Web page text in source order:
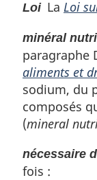
LoiLa Loi
minéral
paragraphe
aliments et
sodium, du
composés
(mineral
nécessaire
fois :